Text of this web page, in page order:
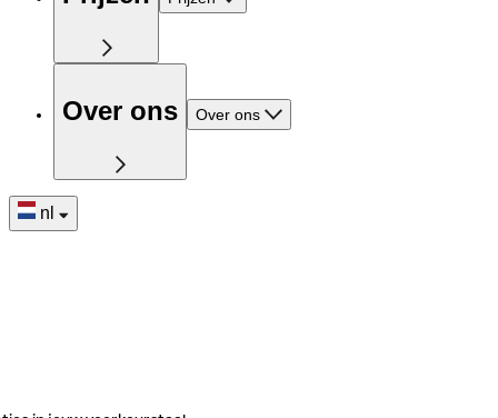
Over ons Over ons
nl